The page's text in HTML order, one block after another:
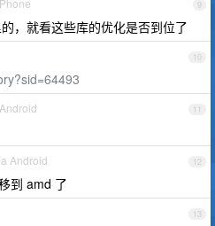
9
，就看这些库的优化是否到位了
10
11
12
Android
到 amd 了
13